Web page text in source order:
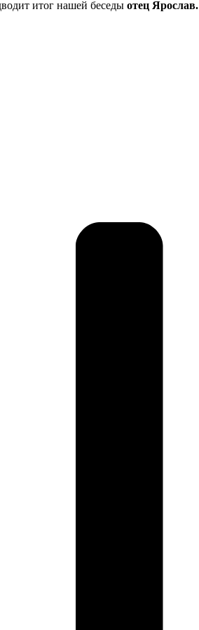
итог нашей беседы отец Ярослав.